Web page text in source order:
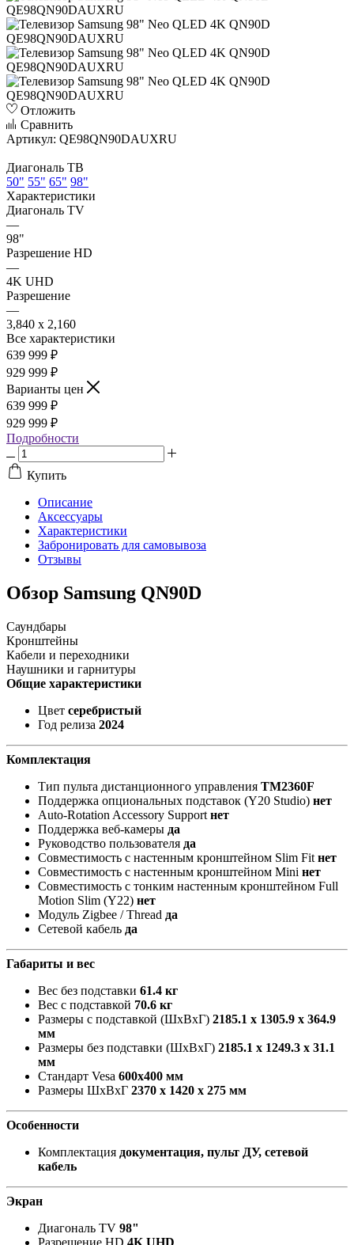
Отложить
Сравнить
Артикул: QE98QN90DAUXRU
Диагональ ТВ
50" 55" 65" 98"
Характеристики
Диагональ TV
—
98"
Разрешение HD
—
4K UHD
Разрешение
—
3,840 x 2,160
Все характеристики
639 999 ₽
929 999 ₽
Варианты цен
639 999 ₽
929 999 ₽
Подробности
Купить
Описание
Аксессуары
Характеристики
Забронировать для самовывоза
Отзывы
Обзор Samsung QN90D
Саундбары
Кронштейны
Кабели и переходники
Наушники и гарнитуры
Общие характеристики
Цвет серебристый
Год релиза 2024
Комплектация
Тип пульта дистанционного управления TM2360F
Поддержка опциональных подставок (Y20 Studio) нет
Auto-Rotation Accessory Support нет
Поддержка веб-камеры да
Руководство пользователя да
Совместимость с настенным кронштейном Slim Fit нет
Совместимость с настенным кронштейном Mini нет
Совместимость с тонким настенным кронштейном Full
Motion Slim (Y22) нет
Модуль Zigbee / Thread да
Сетевой кабель да
Габариты и вес
Вес без подставки 61.4 кг
Вес с подставкой 70.6 кг
Размеры с подставкой (ШxВxГ) 2185.1 x 1305.9 x 364.9
мм
Размеры без подставки (ШxВxГ) 2185.1 x 1249.3 x 31.1
мм
Стандарт Vesa 600х400 мм
Размеры ШxВxГ 2370 x 1420 x 275 мм
Особенности
Комплектация документация, пульт ДУ, сетевой
кабель
Экран
Диагональ TV 98"
Разрешение HD 4K UHD